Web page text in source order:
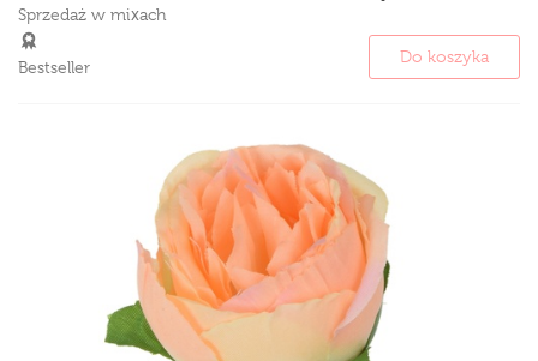
Sprzedaż w mixach
Bestseller
Do koszyka